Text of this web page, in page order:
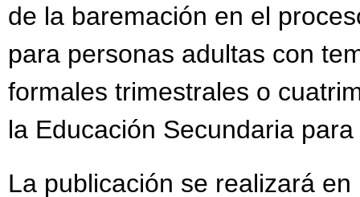
de la baremación en el
para personas adultas con
formales trimestrales o
la Educación Secundaria
La publicación se realizará